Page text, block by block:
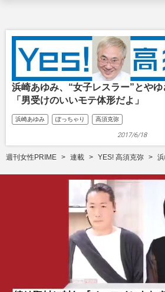
浜崎あゆみ、“女子レスラー”とや
「男受けのいいモテ体形だよ」
浜崎あゆみ ぽっちゃり 高須克弥
2017/6/18
週刊女性PRIME 連載 YES! 高須克弥